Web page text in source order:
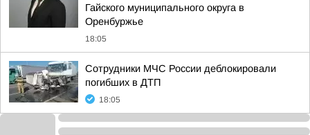
Гайского муниципального округа в
Оренбуржье
18:05
Сотрудники МЧС России деблокировали
погибших в ДТП
18:05